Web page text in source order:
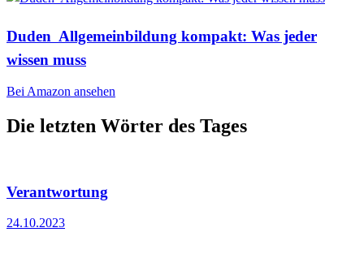
Duden  Allgemeinbildung kompakt: Was jeder
wissen muss
Bei Amazon ansehen
Die letzten Wörter des Tages
Verantwortung
24.10.2023